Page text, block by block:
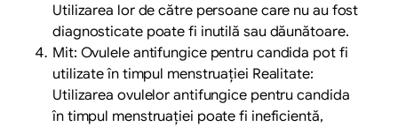
Utilizarea lor de către persoane care nu au fost
diagnosticate poate fi inutilă sau dăunătoare.
Mit: Ovulele antifungice pentru candida pot fi
utilizate în timpul menstruației Realitate:
Utilizarea ovulelor antifungice pentru candida
în timpul menstruației poate fi ineficientă,